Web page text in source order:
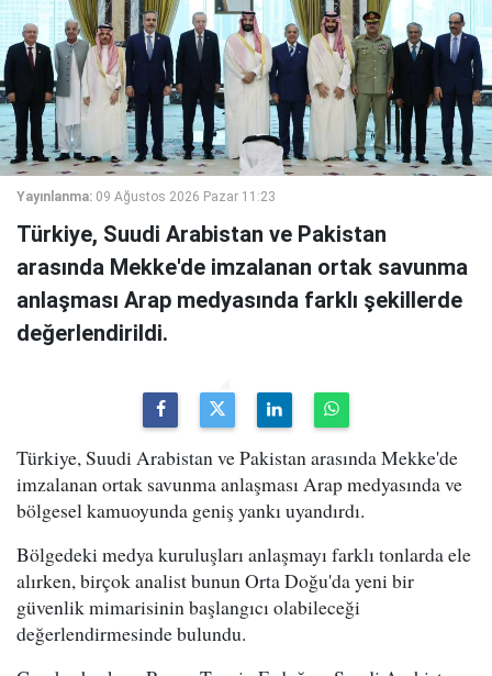
Yayınlanma: 09 Ağustos 2026 Pazar 11:23
Türkiye, Suudi Arabistan ve Pakistan
arasında Mekke'de imzalanan ortak savunma
anlaşması Arap medyasında farklı şekillerde
değerlendirildi.
Türkiye, Suudi Arabistan ve Pakistan arasında Mekke'de
imzalanan ortak savunma anlaşması Arap medyasında ve
bölgesel kamuoyunda geniş yankı uyandırdı.
Bölgedeki medya kuruluşları anlaşmayı farklı tonlarda ele
alırken, birçok analist bunun Orta Doğu'da yeni bir
güvenlik mimarisinin başlangıcı olabileceği
değerlendirmesinde bulundu.